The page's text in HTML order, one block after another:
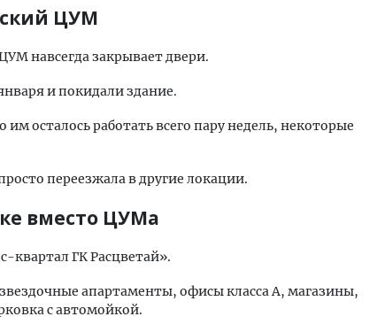
ЦУМ
навсегда закрывает двери.
и покидали здание.
осталось работать всего пару недель, некоторые
переезжала в другие локации.
вместо ЦУМа
квартал ГК Расцветай».
апартаменты, офисы класса А, магазины,
с автомойкой.